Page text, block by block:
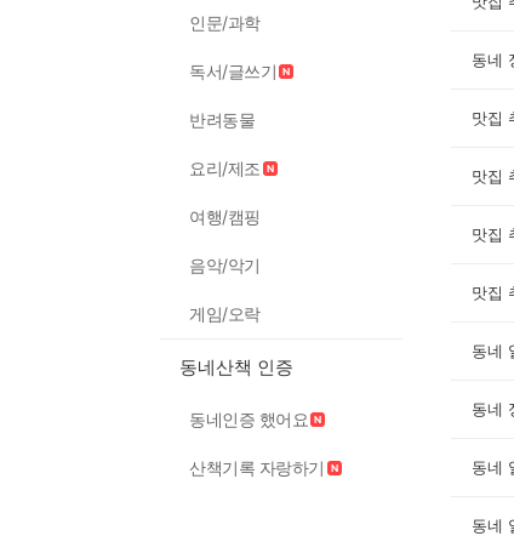
인문/과학
독서/글쓰기
반려동물
요리/제조
여행/캠핑
음악/악기
게임/오락
동네산책 인증
동네인증 했어요
산책기록 자랑하기
동네
맛집
맛집
맛집
맛집
동네
동네
동네
동네